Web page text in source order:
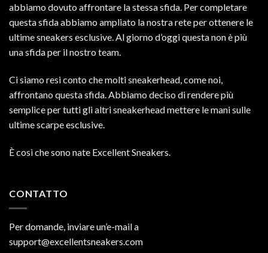
abbiamo dovuto affrontare la stessa sfida. Per completare
questa sfida abbiamo ampliato la nostra rete per ottenere le
ultime sneakers esclusive. Al giorno d’oggi questa non è più
una sfida per il nostro team.
Ci siamo resi conto che molti sneakerhead, come noi,
affrontano questa sfida. Abbiamo deciso di rendere più
semplice per tutti gli altri sneakerhead mettere le mani sulle
ultime scarpe esclusive.
È così che sono nate Excellent Sneakers.
CONTATTO
Per domande, inviare un’e-mail a
support@excellentsneakers.com